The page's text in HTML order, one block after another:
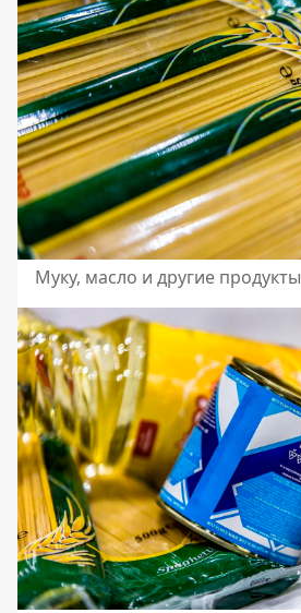
Муку, масло и другие продукты